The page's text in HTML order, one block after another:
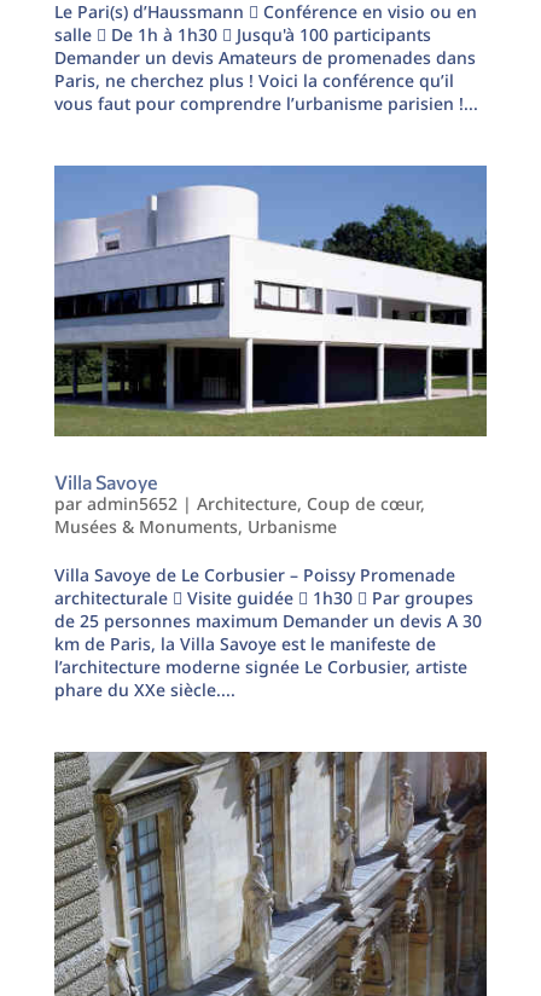
Le Pari(s) d’Haussmann  Conférence en visio ou en
salle  De 1h à 1h30  Jusqu'à 100 participants
Demander un devis Amateurs de promenades dans
Paris, ne cherchez plus ! Voici la conférence qu’il
vous faut pour comprendre l’urbanisme parisien !...
Villa Savoye
par admin5652| Architecture, Coup de cœur,
Musées & Monuments, Urbanisme
Villa Savoye de Le Corbusier – Poissy Promenade
architecturale  Visite guidée  1h30  Par groupes
de 25 personnes maximum Demander un devis A 30
km de Paris, la Villa Savoye est le manifeste de
l’architecture moderne signée Le Corbusier, artiste
phare du XXe siècle....